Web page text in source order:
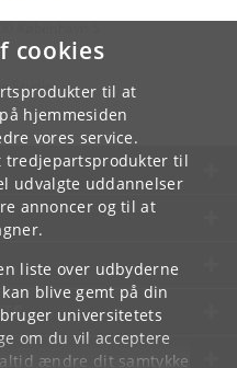
cookies
til at
hjemmesiden
vores service.
tredjepartsprodukter til
udvalgte uddannelser
annoncer og til at
liste over udbyderne
blive gemt på din
universitetets
om du vil acceptere
ændre dit samtykke
Studier